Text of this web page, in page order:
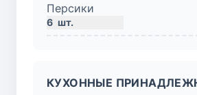
Персики
6 шт.
КУХОННЫЕ